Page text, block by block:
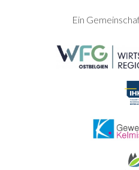
SEITENFUSS
Ein